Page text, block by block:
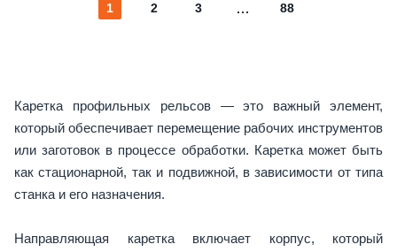
1 2 3 88
Каретка профильных рельсов — это важный элемент,
который обеспечивает перемещение рабочих инструментов
или заготовок в процессе обработки. Каретка может быть
как стационарной, так и подвижной, в зависимости от типа
станка и его назначения.
Направляющая каретка включает корпус, который